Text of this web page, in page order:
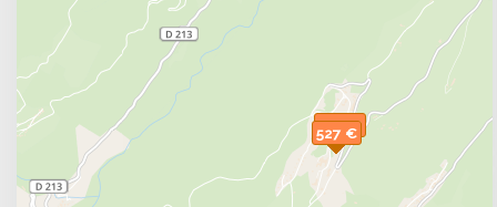
500 €
527 €